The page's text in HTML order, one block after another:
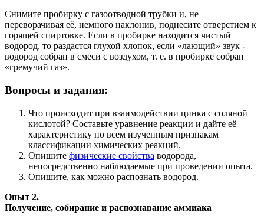
Снимите пробирку с газоотводной трубки и, не
переворачивая её, немного наклонив, поднесите отверстием к
горящей спиртовке. Если в пробирке находится чистый
водород, то раздастся глухой хлопок, если «лающий» звук -
водород собран в смеси с воздухом, т. е. в пробирке собран
«гремучий газ».
Вопросы и задания:
Что происходит при взаимодействии цинка с соляной
кислотой? Составьте уравнение реакции и дайте её
характеристику по всем изученным признакам
классификации химических реакций.
Опишите физические свойства водорода,
непосредственно наблюдаемые при проведении опыта.
Опишите, как можно распознать водород.
Опыт 2.
Получение, собирание и распознавание аммиака